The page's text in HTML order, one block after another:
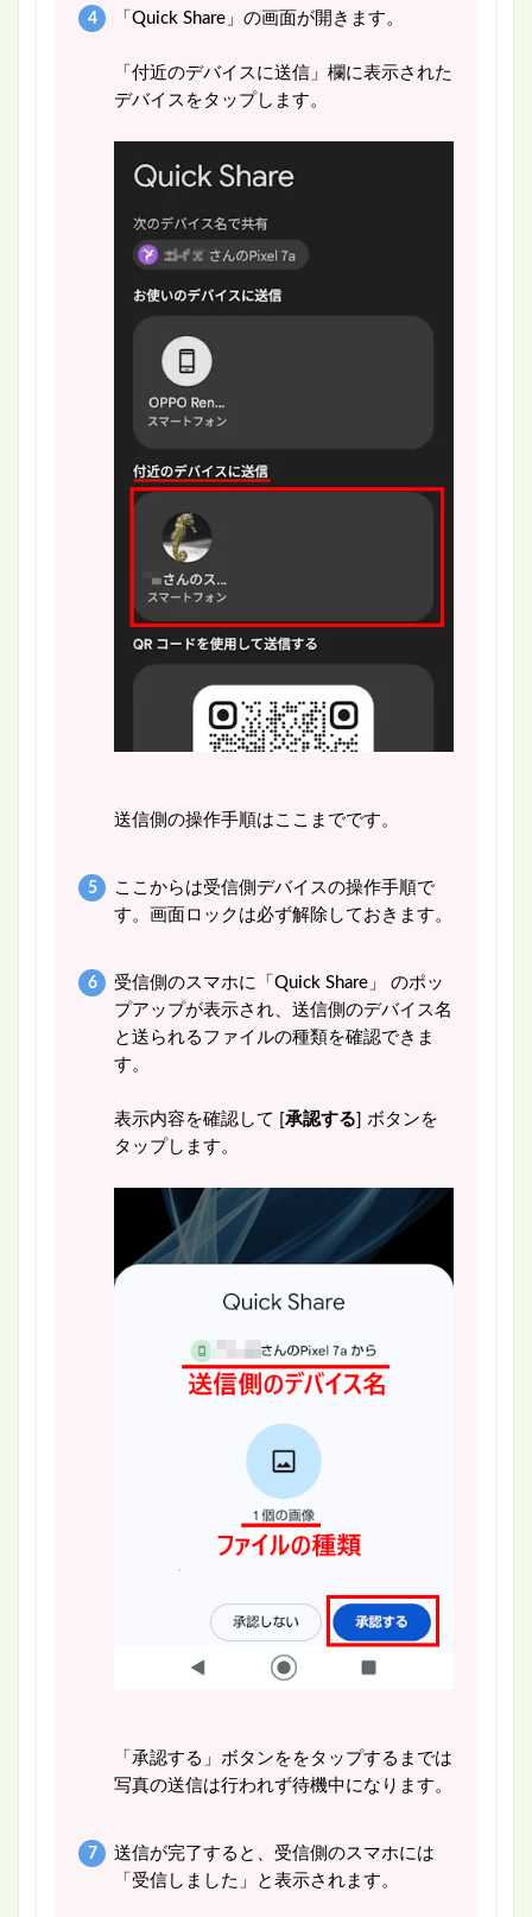
「Quick Share」の画面が開きます。
「付近のデバイスに送信」欄に表示された
デバイスをタップします。
送信側の操作手順はここまでです。
ここからは受信側デバイスの操作手順で
す。画面ロックは必ず解除しておきます。
受信側のスマホに「Quick Share」 のポッ
プアップが表示され、送信側のデバイス名
と送られるファイルの種類を確認できま
す。
表示内容を確認して [承認する] ボタンを
タップします。
「承認する」ボタンををタップするまでは
写真の送信は行われず待機中になります。
送信が完了すると、受信側のスマホには
「受信しました」と表示されます。